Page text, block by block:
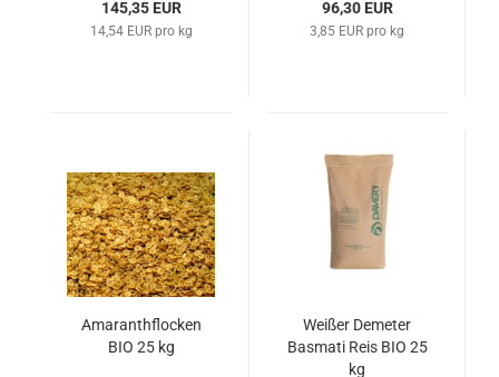
145,35 EUR
14,54 EUR pro kg
96,30 EUR
3,85 EUR pro kg
Amaranthflocken
BIO 25 kg
Weißer Demeter
Basmati Reis BIO 25
kg